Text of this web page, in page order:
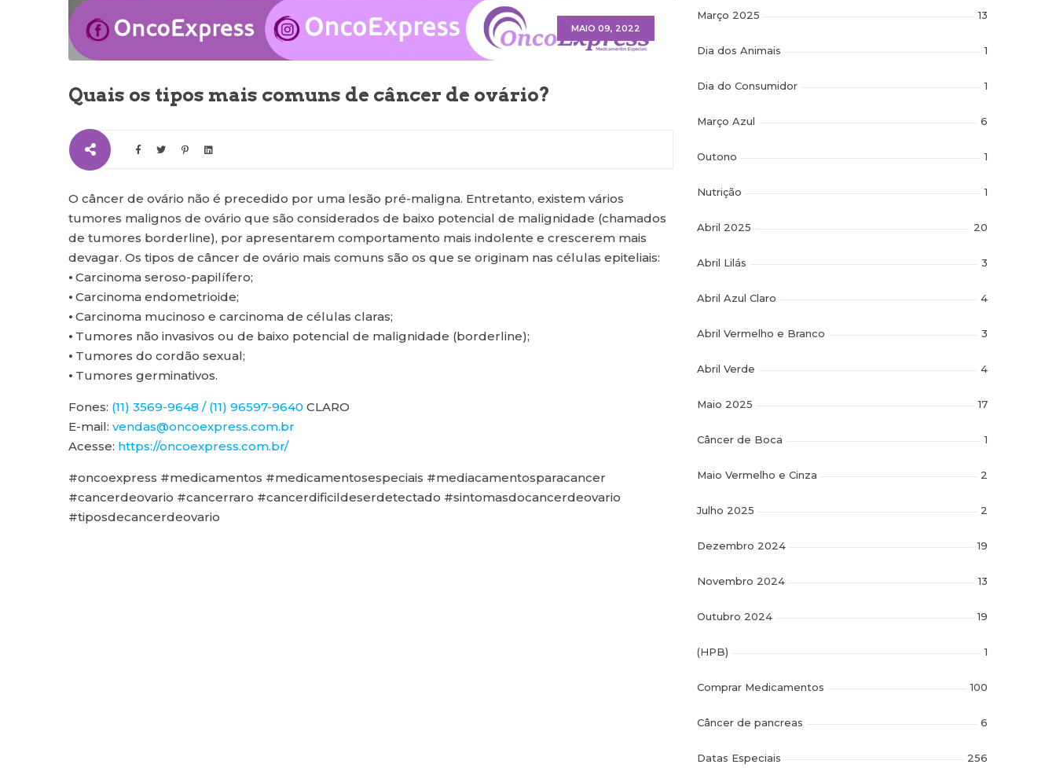
MAIO 09, 2022
Quais os tipos mais comuns de câncer de ovário?
O câncer de ovário não é precedido por uma lesão pré-maligna. Entretanto, existem vários
tumores malignos de ovário que são considerados de baixo potencial de malignidade (chamados
de tumores borderline), por apresentarem comportamento mais indolente e crescerem mais
devagar. Os tipos de câncer de ovário mais comuns são os que se originam nas células epiteliais:
⦁ Carcinoma seroso-papilífero;
⦁ Carcinoma endometrioide;
⦁ Carcinoma mucinoso e carcinoma de células claras;
⦁ Tumores não invasivos ou de baixo potencial de malignidade (borderline);
⦁ Tumores do cordão sexual;
⦁ Tumores germinativos.
Fones: (11) 3569-9648 / (11) 96597-9640 CLARO
E-mail: vendas@oncoexpress.com.br
Acesse: https://oncoexpress.com.br/
#oncoexpress #medicamentos #medicamentosespeciais #mediacamentosparacancer
#cancerdeovario #cancerraro #cancerdificildeserdetectado #sintomasdocancerdeovario
#tiposdecancerdeovario
Março 2025 13
Dia dos Animais 1
Dia do Consumidor 1
Março Azul 6
Outono 1
Nutrição 1
Abril 2025 20
Abril Lilás 3
Abril Azul Claro 4
Abril Vermelho e Branco 3
Abril Verde 4
Maio 2025 17
Câncer de Boca 1
Maio Vermelho e Cinza 2
Julho 2025 2
Dezembro 2024 19
Novembro 2024 13
Outubro 2024 19
(HPB) 1
Comprar Medicamentos 100
Câncer de pancreas 6
Datas Especiais 256